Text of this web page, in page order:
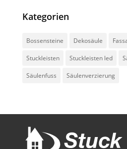
Kategorien
Bossensteine Dekosäule
Stuckleisten Stuckleisten led
Säulenfuss Säulenverzierung